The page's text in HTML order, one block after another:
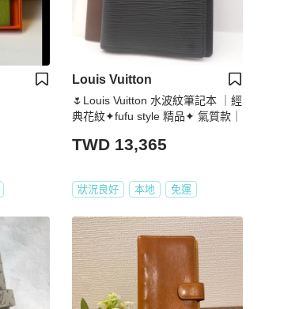
Louis Vuitton
🌷Louis Vuitton 水波紋筆記本 ｜經
典花紋✦fufu style 精品✦ 氣質款｜
TWD 13,365
狀況良好 本地 免運